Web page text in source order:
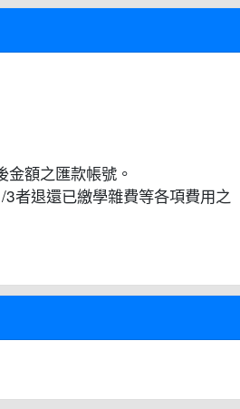
額之匯款帳號。
者退還已繳學雜費等各項費用之